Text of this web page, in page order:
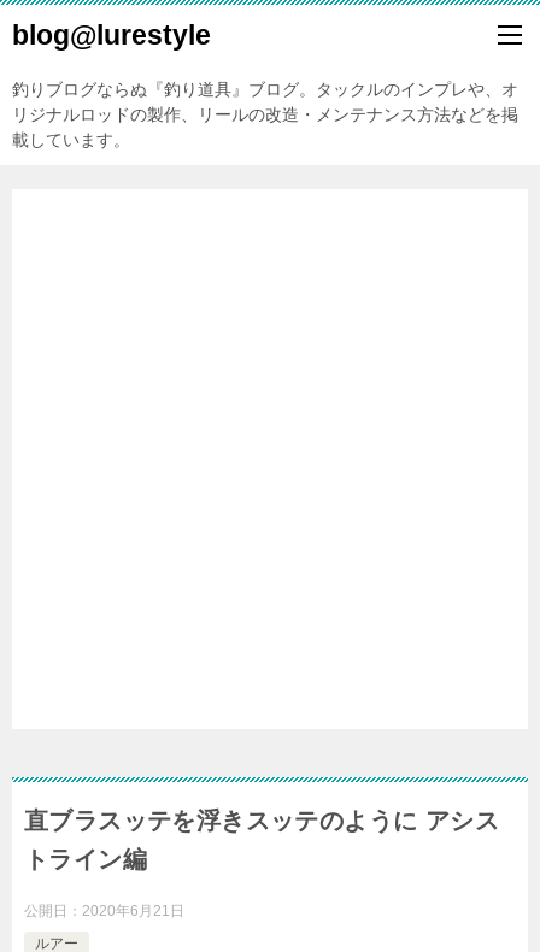
blog@lurestyle
釣りブログならぬ『釣り道具』ブログ。タックルのインプレや、オ
リジナルロッドの製作、リールの改造・メンテナンス方法などを掲
載しています。
直ブラスッテを浮きスッテのように アシス
トライン編
公開日： 2020年6月21日
ルアー